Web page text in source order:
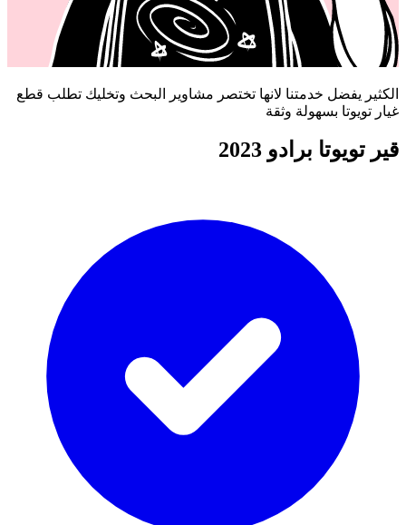
الكثير يفضل خدمتنا لانها تختصر مشاوير البحث وتخليك تطلب قطع
غيار تويوتا بسهولة وثقة
قير تويوتا برادو 2023